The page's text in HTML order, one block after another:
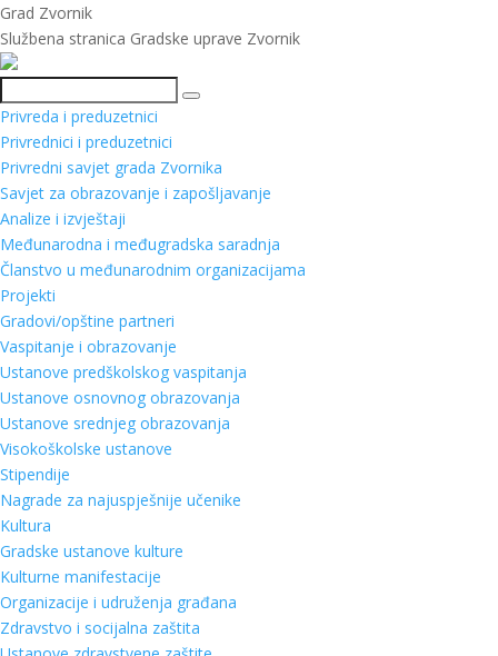
Grad Zvornik
Službena stranica Gradske uprave Zvornik
Pretraga
Privreda i preduzetnici
Privrednici i preduzetnici
Privredni savjet grada Zvornika
Savjet za obrazovanje i zapošljavanje
Analize i izvještaji
Međunarodna i međugradska saradnja
Članstvo u međunarodnim organizacijama
Projekti
Gradovi/opštine partneri
Vaspitanje i obrazovanje
Ustanove predškolskog vaspitanja
Ustanove osnovnog obrazovanja
Ustanove srednjeg obrazovanja
Visokoškolske ustanove
Stipendije
Nagrade za najuspješnije učenike
Kultura
Gradske ustanove kulture
Kulturne manifestacije
Organizacije i udruženja građana
Zdravstvo i socijalna zaštita